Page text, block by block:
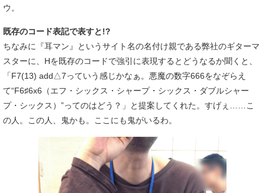
ウ。
既存のコード表記で表すと!?
ちなみに『耳マン』というサイト名の名付け親である弊社のギターマ
スターに、Hを既存のコードで強引に表現するとどうなるか聞くと、
「F7(13) add△7っていう感じかなぁ。悪魔の数字666をなぞらえ
て“F6♯6x6（エフ・シックス・シャープ・シックス・ダブルシャー
プ・シックス）”ってのはどう？」と提案してくれた。すげぇ……こ
の人。この人、鬼かも。ここにも鬼がいるわ。